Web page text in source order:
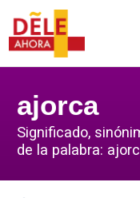
ajorca
Significado,
de la palabra: